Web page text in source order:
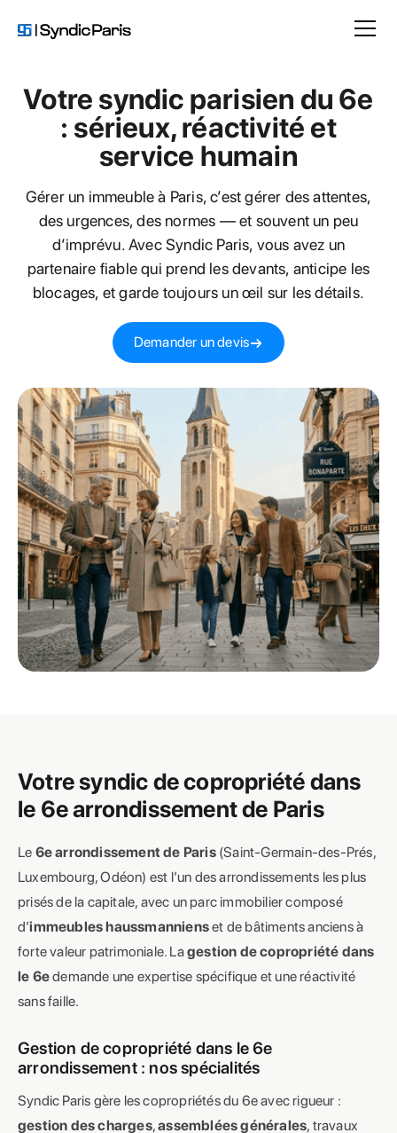
Votre syndic parisien du 6e
: sérieux, réactivité et
service humain
Gérer un immeuble à Paris, c’est gérer des attentes,
des urgences, des normes — et souvent un peu
d’imprévu. Avec Syndic Paris, vous avez un
partenaire fiable qui prend les devants, anticipe les
blocages, et garde toujours un œil sur les détails.
Demander un devis
Votre syndic de copropriété dans
le 6e arrondissement de Paris
Le 6e arrondissement de Paris(Saint-Germain-des-Prés,
Luxembourg, Odéon) est l’un des arrondissements les plus
prisés de la capitale, avec un parc immobilier composé
d’immeubles haussmannienset de bâtiments anciens à
forte valeur patrimoniale. Lagestion de copropriété dans
le 6edemande une expertise spécifique et une réactivité
sans faille.
Gestion de copropriété dans le 6e
arrondissement : nos spécialités
Syndic Paris gère les copropriétés du 6e avec rigueur :
gestion des charges,assemblées générales, travaux